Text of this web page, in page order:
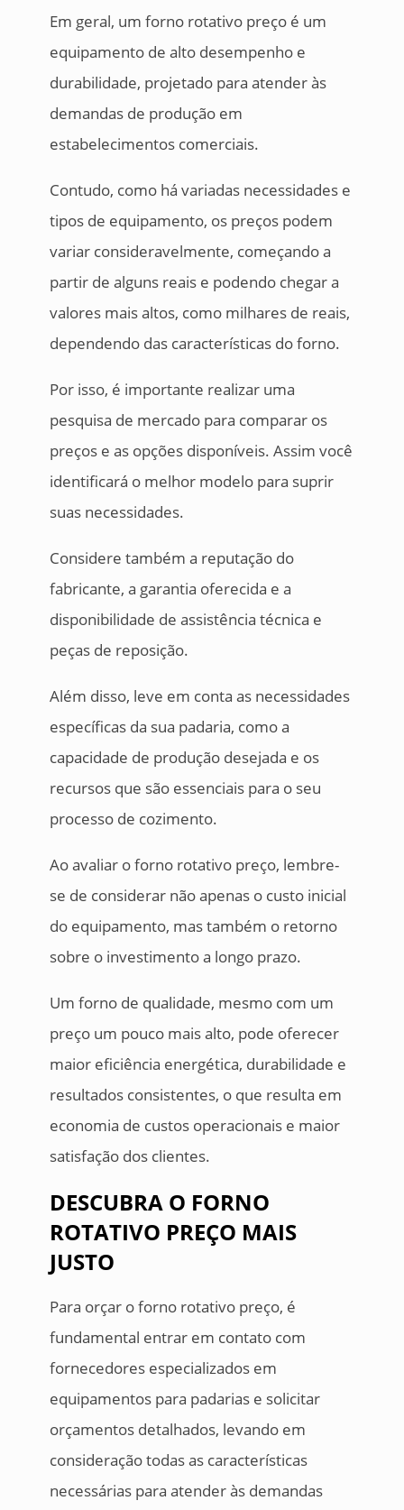
Em geral, um forno rotativo preço é um
equipamento de alto desempenho e
durabilidade, projetado para atender às
demandas de produção em
estabelecimentos comerciais.
Contudo, como há variadas necessidades e
tipos de equipamento, os preços podem
variar consideravelmente, começando a
partir de alguns reais e podendo chegar a
valores mais altos, como milhares de reais,
dependendo das características do forno.
Por isso, é importante realizar uma
pesquisa de mercado para comparar os
preços e as opções disponíveis. Assim você
identificará o melhor modelo para suprir
suas necessidades.
Considere também a reputação do
fabricante, a garantia oferecida e a
disponibilidade de assistência técnica e
peças de reposição.
Além disso, leve em conta as necessidades
específicas da sua padaria, como a
capacidade de produção desejada e os
recursos que são essenciais para o seu
processo de cozimento.
Ao avaliar o forno rotativo preço, lembre-
se de considerar não apenas o custo inicial
do equipamento, mas também o retorno
sobre o investimento a longo prazo.
Um forno de qualidade, mesmo com um
preço um pouco mais alto, pode oferecer
maior eficiência energética, durabilidade e
resultados consistentes, o que resulta em
economia de custos operacionais e maior
satisfação dos clientes.
DESCUBRA O FORNO
ROTATIVO PREÇO MAIS
JUSTO
Para orçar o forno rotativo preço, é
fundamental entrar em contato com
fornecedores especializados em
equipamentos para padarias e solicitar
orçamentos detalhados, levando em
consideração todas as características
necessárias para atender às demandas